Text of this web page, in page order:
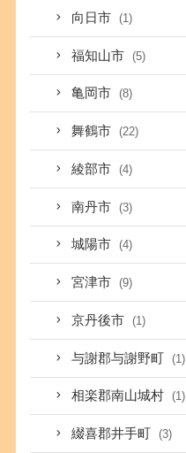
向日市 (1)
福知山市 (5)
亀岡市 (8)
舞鶴市 (22)
綾部市 (4)
南丹市 (3)
城陽市 (4)
宮津市 (9)
京丹後市 (1)
与謝郡与謝野町 (1)
相楽郡南山城村 (1)
綴喜郡井手町 (3)